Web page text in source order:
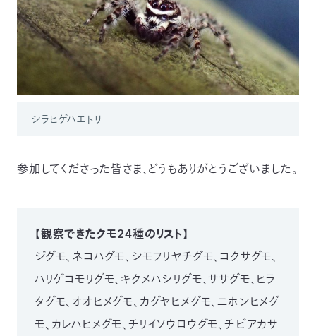
シラヒゲハエトリ
参加してくださった皆さま、どうもありがとうございました。
【観察できたクモ24種のリスト】
ジグモ、ネコハグモ、シモフリヤチグモ、コクサグモ、
ハリゲコモリグモ、キクメハシリグモ、ササグモ、ヒラ
タグモ、オオヒメグモ、カグヤヒメグモ、ニホンヒメグ
モ、カレハヒメグモ、チリイソウロウグモ、チビアカサ